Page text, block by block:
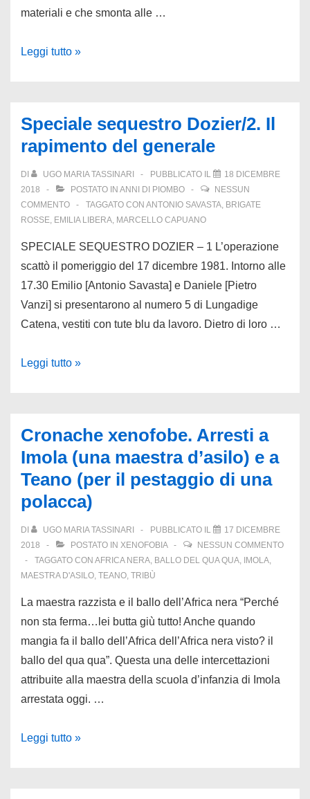
materiali e che smonta alle …
La
la
nuova
schiavitù
del
lavoro
Leggi tutto »
Speciale sequestro Dozier/2. Il
rapimento del generale
DI UGO MARIA TASSINARI PUBBLICATO IL
18 DICEMBRE
2018
POSTATO IN ANNI DI PIOMBO
NESSUN
COMMENTO
TAGGATO CON ANTONIO SAVASTA, BRIGATE
ROSSE, EMILIA LIBERA, MARCELLO CAPUANO
SPECIALE SEQUESTRO DOZIER – 1 L’operazione
scattò il pomeriggio del 17 dicembre 1981. Intorno alle
17.30 Emilio [Antonio Savasta] e Daniele [Pietro
Vanzi] si presentarono al numero 5 di Lungadige
Catena, vestiti con tute blu da lavoro. Dietro di loro …
Speciale
rapimento
del
generale
Leggi tutto »
Cronache xenofobe. Arresti a
Imola (una maestra d’asilo) e a
Teano (per il pestaggio di una
polacca)
DI UGO MARIA TASSINARI PUBBLICATO IL
17 DICEMBRE
2018
POSTATO IN XENOFOBIA
NESSUN COMMENTO
TAGGATO CON AFRICA NERA, BALLO DEL QUA QUA, IMOLA,
MAESTRA D'ASILO, TEANO, TRIBÙ
La maestra razzista e il ballo dell’Africa nera “Perché
non sta ferma…lei butta giù tutto! Anche quando
mangia fa il ballo dell’Africa dell’Africa nera visto? il
ballo del qua qua”. Questa una delle intercettazioni
attribuite alla maestra della scuola d’infanzia di Imola
arrestata oggi. …
Cronache
Leggi tutto »